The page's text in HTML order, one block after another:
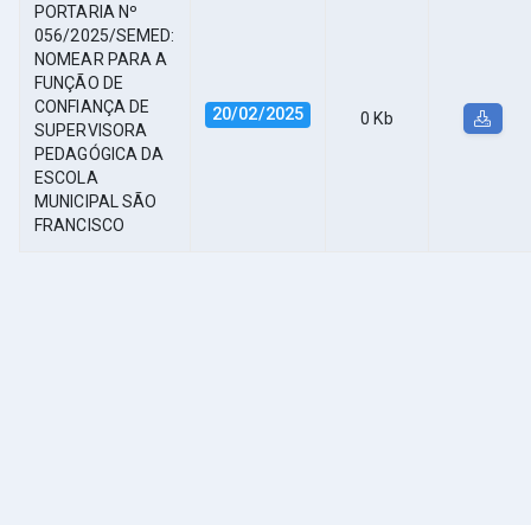
PORTARIA Nº
056/2025/SEMED:
NOMEAR PARA A
FUNÇÃO DE
CONFIANÇA DE
SUPERVISORA
PEDAGÓGICA DA
ESCOLA
MUNICIPAL SÃO
FRANCISCO
20/02/2025 0 Kb